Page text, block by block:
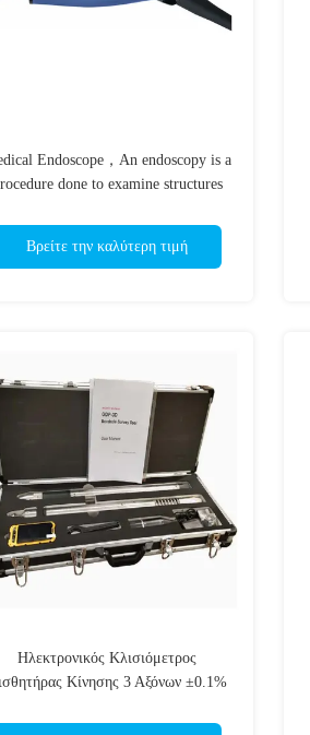
Endoscope，An endoscopy is a
done to examine structures
Βρείτε την καλύτερη τιμή
Ηλεκτρονικός Κλισιόμετρος
Κίνησης 3 Αξόνων ±0.1%